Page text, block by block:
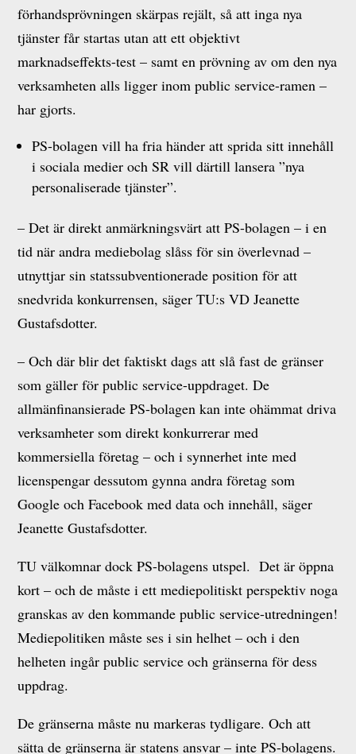
förhandsprövningen skärpas rejält, så att inga nya
tjänster får startas utan att ett objektivt
marknadseffekts-test – samt en prövning av om den nya
verksamheten alls ligger inom public service-ramen –
har gjorts.
PS-bolagen vill ha fria händer att sprida sitt innehåll
i sociala medier och SR vill därtill lansera ”nya
personaliserade tjänster”.
– Det är direkt anmärkningsvärt att PS-bolagen – i en
tid när andra mediebolag slåss för sin överlevnad –
utnyttjar sin statssubventionerade position för att
snedvrida konkurrensen, säger TU:s VD Jeanette
Gustafsdotter.
– Och där blir det faktiskt dags att slå fast de gränser
som gäller för public service-uppdraget. De
allmänfinansierade PS-bolagen kan inte ohämmat driva
verksamheter som direkt konkurrerar med
kommersiella företag – och i synnerhet inte med
licenspengar dessutom gynna andra företag som
Google och Facebook med data och innehåll, säger
Jeanette Gustafsdotter.
TU välkomnar dock PS-bolagens utspel. Det är öppna
kort – och de måste i ett mediepolitiskt perspektiv noga
granskas av den kommande public service-utredningen!
Mediepolitiken måste ses i sin helhet – och i den
helheten ingår public service och gränserna för dess
uppdrag.
De gränserna måste nu markeras tydligare. Och att
sätta de gränserna är statens ansvar – inte PS-bolagens.